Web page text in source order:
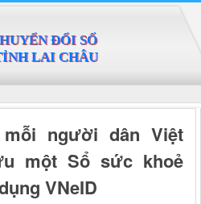
người dân Việt
một Sổ sức khoẻ
VNeID